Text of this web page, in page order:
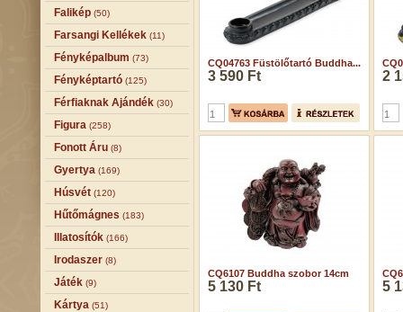
Falikép (50)
Farsangi Kellékek (11)
Fényképalbum (73)
Fényképtartó (125)
Férfiaknak Ajándék (30)
Figura (258)
Fonott Áru (8)
Gyertya (169)
Húsvét (120)
Hűtőmágnes (183)
Illatosítók (166)
Irodaszer (8)
Játék (9)
Kártya (51)
CQ04763 Füstölőtartó Buddha...
3 590 Ft 2
CQ6107 Buddha szobor 14cm
5 130 Ft 5